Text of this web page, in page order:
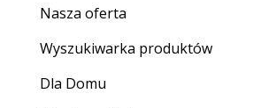
Nasza oferta
Wyszukiwarka produktów
Dla Domu